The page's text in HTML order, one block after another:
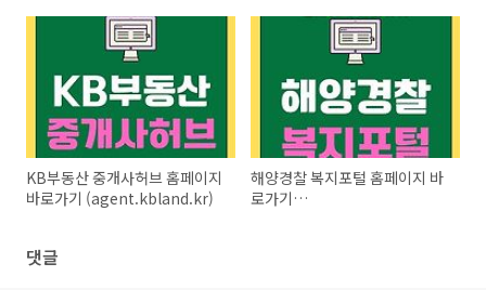
KB부동산 중개사허브 홈페이지
바로가기 (agent.kbland.kr)
해양경찰 복지포털 홈페이지 바
로가기
댓글